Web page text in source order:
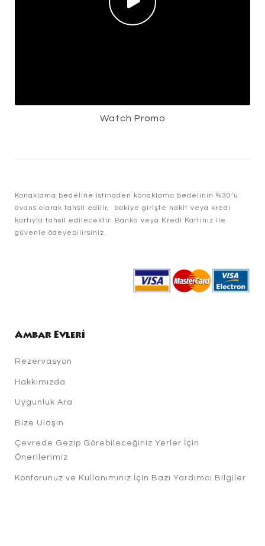
Watch Promo
Konaklama bedeline istinaden konaklama bedelinin %30’u
avans olarak tahsil edilir, bakiye girişte nakit veya kredi
kartıyla tahsil edilecektir. Banka veya Kredi Kartınız ile
güvenle ödeyebilirsiniz.
Ambar Evleri
Rezervasyon
Hakkımızda
Uygunluk Ara
Bize Ulaşın
Çevrede Gezip Görebileceğiniz Yerler İçin
Önerilerimiz
Konforunuz ve Kullanımınız İçin Bazı Yardımcı Bilgiler